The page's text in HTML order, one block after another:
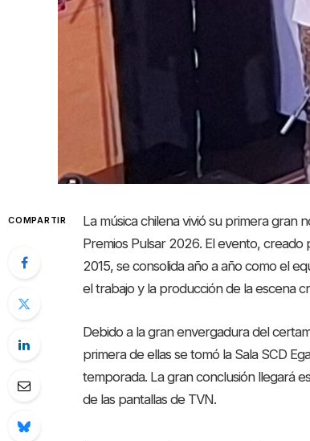
COMPARTIR
La música chilena vivió su primera gran
Premios Pulsar 2026. El evento, creado
2015, se consolida año a año como el
el trabajo y la producción de la escena
Debido a la gran envergadura del
primera de ellas se tomó la Sala SCD
temporada. La gran conclusión llegará
de las pantallas de TVN.